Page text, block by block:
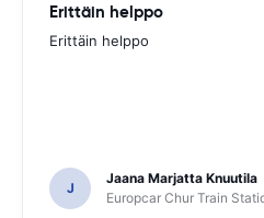
Erittäin helppo
Erittäin helppo
J
Jaana Marjatta Knuutila
Europcar Chur Train